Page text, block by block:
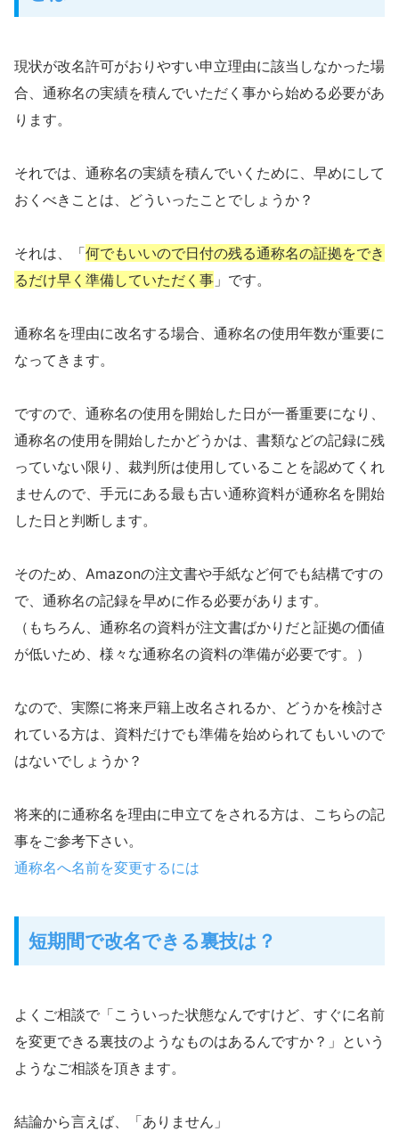
現状が改名許可がおりやすい申立理由に該当しなかった場
合、通称名の実績を積んでいただく事から始める必要があ
ります。
それでは、通称名の実績を積んでいくために、早めにして
おくべきことは、どういったことでしょうか？
それは、「何でもいいので日付の残る通称名の証拠をでき
るだけ早く準備していただく事 」です。
通称名を理由に改名する場合、通称名の使用年数が重要に
なってきます。
ですので、通称名の使用を開始した日が一番重要になり、
通称名の使用を開始したかどうかは、書類などの記録に残
っていない限り、裁判所は使用していることを認めてくれ
ませんので、手元にある最も古い通称資料が通称名を開始
した日と判断します。
そのため、Amazonの注文書や手紙など何でも結構ですの
で、通称名の記録を早めに作る必要があります。
（もちろん、通称名の資料が注文書ばかりだと証拠の価値
が低いため、様々な通称名の資料の準備が必要です。）
なので、実際に将来戸籍上改名されるか、どうかを検討さ
れている方は、資料だけでも準備を始められてもいいので
はないでしょうか？
将来的に通称名を理由に申立てをされる方は、こちらの記
事をご参考下さい。
通称名へ名前を変更するには
短期間で改名できる裏技は？
よくご相談で「こういった状態なんですけど、すぐに名前
を変更できる裏技のようなものはあるんですか？」という
ようなご相談を頂きます。
結論から言えば、「ありません」